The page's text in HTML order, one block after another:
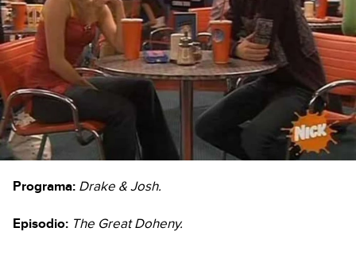
Programa: Drake & Josh.
Episodio: The Great Doheny.